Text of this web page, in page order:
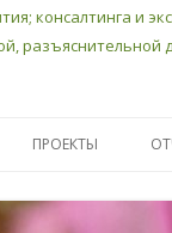
консалтинга и
ПРОЕКТЫ
МНОГОДЕТНЫХ